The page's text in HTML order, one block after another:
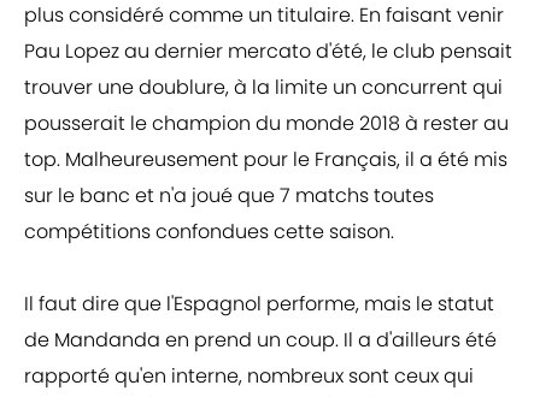
plus considéré comme un titulaire. En faisant venir
Pau Lopez au dernier mercato d'été, le club pensait
trouver une doublure, à la limite un concurrent qui
pousserait le champion du monde 2018 à rester au
top. Malheureusement pour le Français, il a été mis
sur le banc et n'a joué que 7 matchs toutes
compétitions confondues cette saison.
Il faut dire que l'Espagnol performe, mais le statut
de Mandanda en prend un coup. Il a d'ailleurs été
rapporté qu'en interne, nombreux sont ceux qui